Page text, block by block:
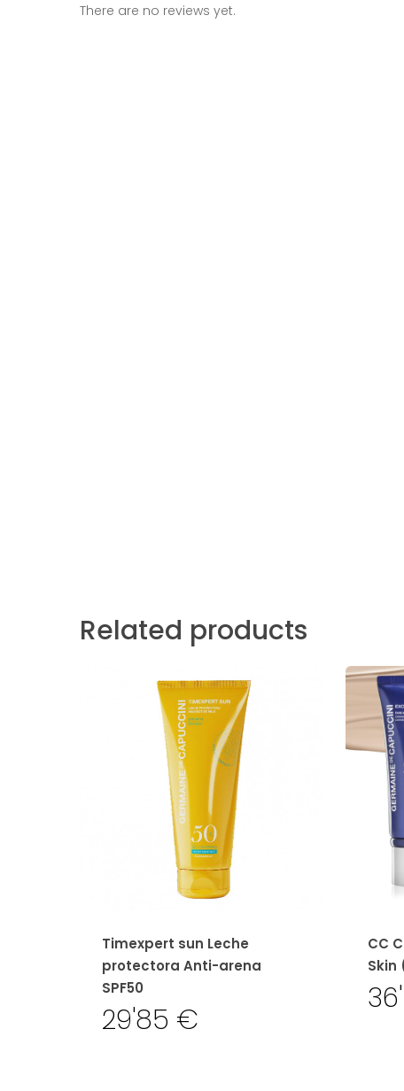
There are no reviews yet.
Related products
Timexpert sun Leche
protectora Anti-arena
SPF50
29'85 €
CC
Skin